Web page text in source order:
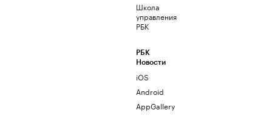
Школа
управления
РБК
РБК
Новости
iOS
Android
AppGallery